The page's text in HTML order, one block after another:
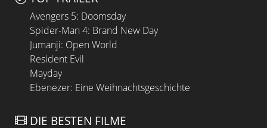
Avengers 5: Doomsday
Spider-Man 4: Brand New Day
Jumanji: Open World
Resident Evil
Mayday
Ebenezer: Eine Weihnachtsgeschichte
DIE BESTEN FILME